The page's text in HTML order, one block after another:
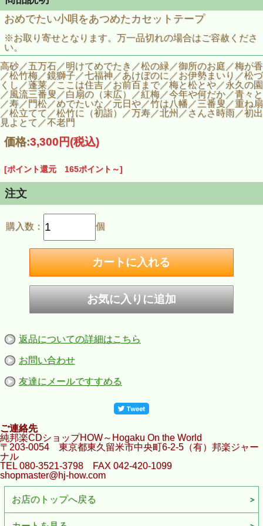
おめでたい小唄をあつめたカセットテープ
※お取り寄せとなります。万一品切れの場合はご容赦くださ
い。
高砂／五万石／明けてめでたき／松の緑／御所のお庭／梅が香
／松竹梅／鏡獅子／七福神／あけぼのに／お伊勢まいり／松づ
くし／蓬莱／ここは住吉／お前百まで／梅と松とや／永久の園
／風流三番叟／白扇の（末広）／紅梅／今年や何だか／青々と
／寿／門松／めでたいな／元日や／竹は八幡／三番叟／重ね扇
／松立てて／松竹に（初詣）／万寿／北州／さんさ時雨／初出
見よとて／不老門
価格:3,300円(税込)
[ポイント還元 165ポイント～]
注文
購入数： 個
返品についての詳細はこちら
お問い合わせ
友達にメールですすめる
ご連絡先
純邦楽CDショップHOW～Hogaku On the World
〒203-0054 東京都東久留米市中央町6-2-5（有）邦楽ジャー
ナル
TEL 080-3521-3798 FAX 042-420-1099
shopmaster@hj-how.com
お店のトップへ戻る